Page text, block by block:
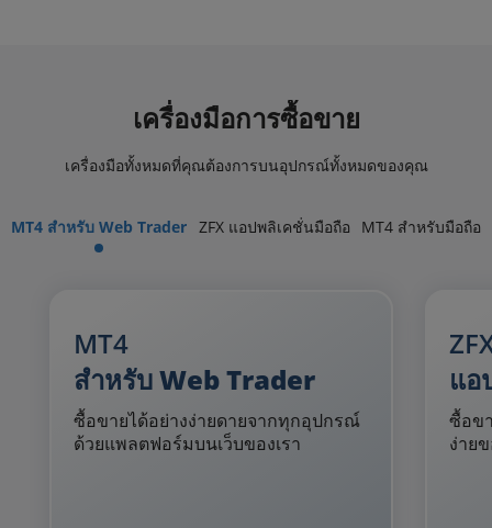
เครื่องมือการซื้อขาย
เครื่องมือทั้งหมดที่คุณต้องการบนอุปกรณ์ทั้งหมดของคุณ
MT4 สำหรับ Web Trader ZFX แอปพลิเคชั่นมือถือ MT4 สำหรับมือถือ
แอ
ซื้อข
ง่าย
MT4
สำหรับ Web Trader
ซื้อขายได้อย่างง่ายดายจากทุกอุปกรณ์
ด้วยแพลตฟอร์มบนเว็บของเรา